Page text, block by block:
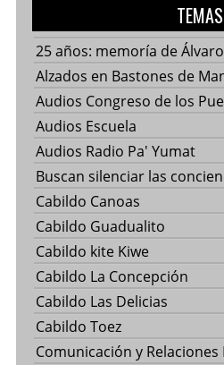
TEMAS
25 años: memoría de
Alzados en Bastones de
Audios Congreso de los
Audios Escuela
Audios Radio Pa' Yumat
Buscan silenciar las
Cabildo Canoas
Cabildo Guadualito
Cabildo kite Kiwe
Cabildo La Concepción
Cabildo Las Delicias
Cabildo Toez
Comunicación y Relaciones